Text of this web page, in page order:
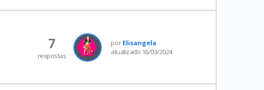
por Elisangela
atualizado 16/03/2024
7
respostas